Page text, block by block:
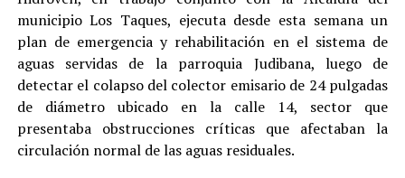
municipio Los Taques, ejecuta desde esta semana un
plan de emergencia y rehabilitación en el sistema de
aguas servidas de la parroquia Judibana, luego de
detectar el colapso del colector emisario de 24 pulgadas
de diámetro ubicado en la calle 14, sector que
presentaba obstrucciones críticas que afectaban la
circulación normal de las aguas residuales.